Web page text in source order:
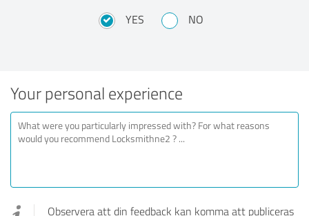
YES NO
Your personal experience
Observera att din feedback kan komma att publiceras